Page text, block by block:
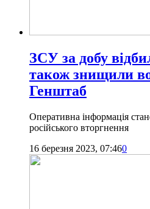
ЗСУ за добу
також знищили
Генштаб
Оперативна інформація
російського вторгнення
16 березня 2023, 07:460